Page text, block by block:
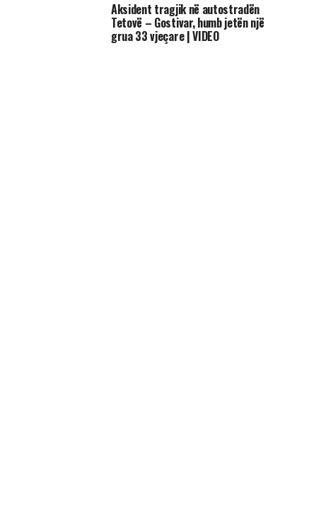
Aksident tragjik në autostradën
Tetovë – Gostivar, humb jetën një
grua 33 vjeçare | VIDEO